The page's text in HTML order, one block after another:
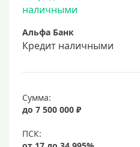
Альфа Банк
Кредит наличными
Сумма:
до 7 500 000 ₽